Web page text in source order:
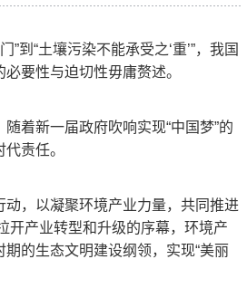
”到“土壤污染不能承受之‘重’”，我国
要性与迫切性毋庸赘述。
着新一届政府吹响实现“中国梦”的
责任。
，以凝聚环境产业力量，共同推进
开产业转型和升级的序幕，环境产
的生态文明建设纲领，实现“美丽